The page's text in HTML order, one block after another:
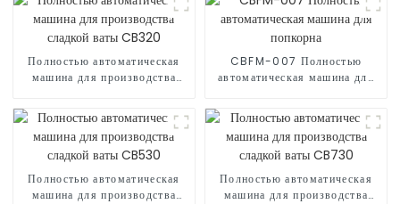
Полностью автоматическая
машина для производства
CBFM-007 Полностью
автоматическая машина для
Полностью автоматическая
машина для производства
Полностью автоматическая
машина для производства